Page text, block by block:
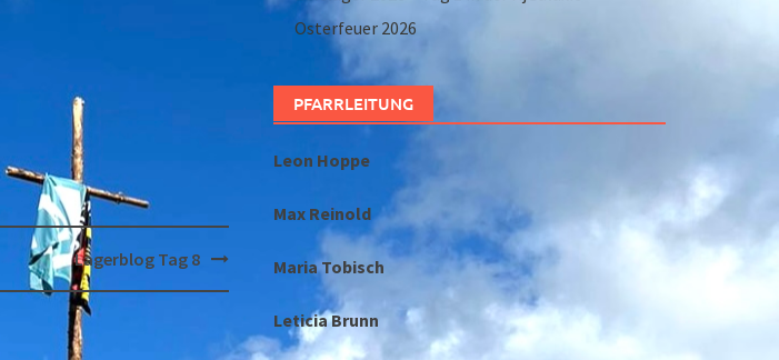
Lagerblog Tag 8
Osterfeuer 2026
PFARRLEITUNG
Leon Hoppe
Max Reinold
Maria Tobisch
Leticia Brunn